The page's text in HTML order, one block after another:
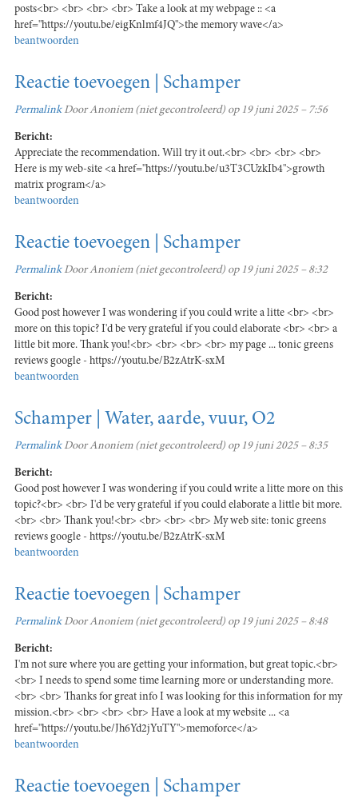
posts<br> <br> <br> <br> Take a look at my webpage :: <a
href="https://youtu.be/eigKnlmf4JQ">the memory wave</a>
beantwoorden
Reactie toevoegen | Schamper
PermalinkDoorAnoniem (niet gecontroleerd) op 19 juni 2025 – 7:56
Bericht:
Appreciate the recommendation. Will try it out.<br> <br> <br> <br>
Here is my web-site <a href="https://youtu.be/u3T3CUzkIb4">growth
matrix program</a>
beantwoorden
Reactie toevoegen | Schamper
PermalinkDoorAnoniem (niet gecontroleerd) op 19 juni 2025 – 8:32
Bericht:
Good post however I was wondering if you could write a litte <br> <br>
more on this topic? I'd be very grateful if you could elaborate <br> <br> a
little bit more. Thank you!<br> <br> <br> <br> my page ... tonic greens
reviews google - https://youtu.be/B2zAtrK-sxM
beantwoorden
Schamper | Water, aarde, vuur, O2
PermalinkDoorAnoniem (niet gecontroleerd) op 19 juni 2025 – 8:35
Bericht:
Good post however I was wondering if you could write a litte more on this
topic?<br> <br> I'd be very grateful if you could elaborate a little bit more.
<br> <br> Thank you!<br> <br> <br> <br> My web site: tonic greens
reviews google - https://youtu.be/B2zAtrK-sxM
beantwoorden
Reactie toevoegen | Schamper
PermalinkDoorAnoniem (niet gecontroleerd) op 19 juni 2025 – 8:48
Bericht:
I'm not sure where you are getting your information, but great topic.<br>
<br> I needs to spend some time learning more or understanding more.
<br> <br> Thanks for great info I was looking for this information for my
mission.<br> <br> <br> <br> Have a look at my website ... <a
href="https://youtu.be/Jh6Yd2jYuTY">memoforce</a>
beantwoorden
Reactie toevoegen | Schamper